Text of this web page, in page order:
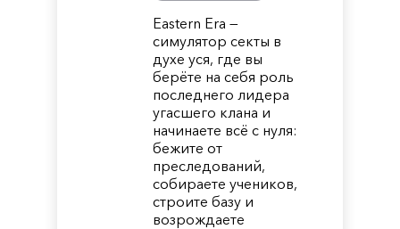
Eastern Era —
симулятор секты в
духе уся, где вы
берёте на себя роль
последнего лидера
угасшего клана и
начинаете всё с нуля:
бежите от
преследований,
собираете учеников,
строите базу и
возрождаете